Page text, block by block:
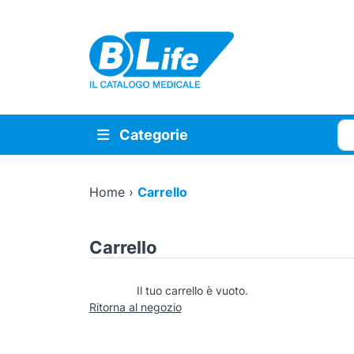
Vai al contenuto principale
Categorie
Home› Carrello
Carrello
Il tuo carrello è vuoto.
Ritorna al negozio